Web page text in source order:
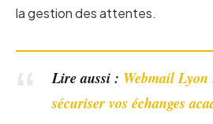
la gestion des attentes.
Lire aussi : Webmail
sécuriser vos échanges